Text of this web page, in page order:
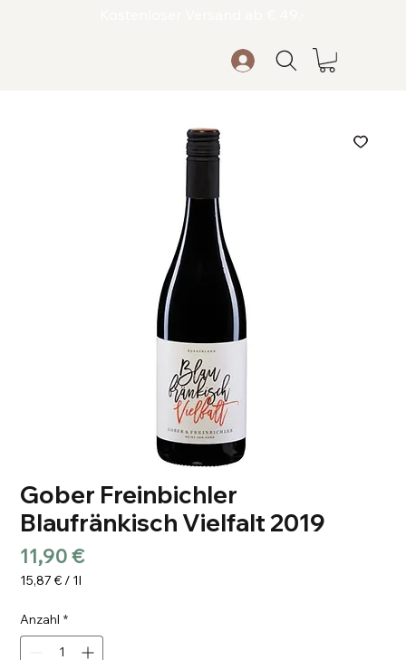
Gober Freinbichler
Blaufränkisch Vielfalt 2019
11,90 €Preis
15,87 € / 1l
pro
1
Anzahl *